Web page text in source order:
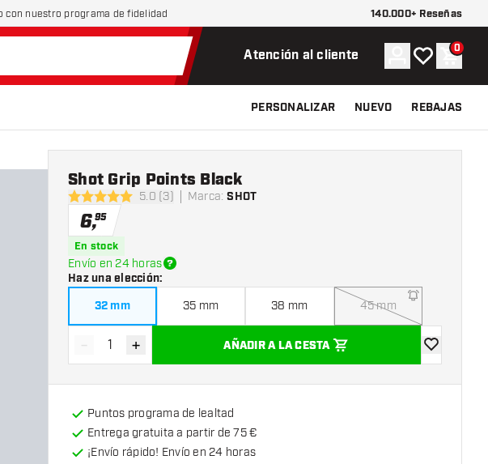
con nuestro programa de fidelidad 140.000+ Reseñas
Atención al cliente Cuenta
Mi lista de
0
PERSONALIZAR NUEVO REBAJAS
5 estrellas de puntuación
5.0 (3) Marca: SHOT
Shot Grip Points Black
6,95
En stock
Envío en 24 horas
Haz una elección:
32 mm
35 mm 38 mm 45 mm
Disminuir cantidad
- Aumentar cantidad
+ AÑADIR A LA CESTA
añadir a la
Puntos programa de lealtad
Entrega gratuita a partir de 75 €
¡Envío rápido! Envío en 24 horas